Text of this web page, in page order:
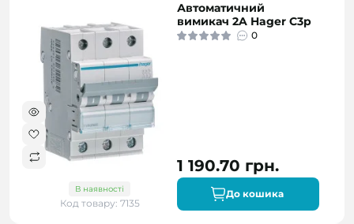
В наявності
Код товару: 7135
Автоматичний
вимикач 2A Hager C3p
0
1 190.70 грн.
До кошика